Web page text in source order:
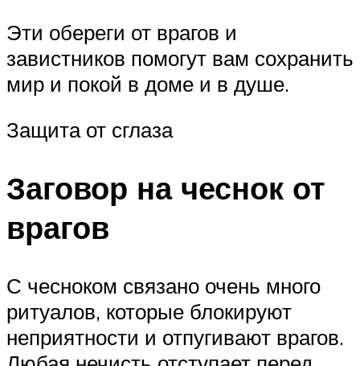
Эти обереги от врагов и
завистников помогут вам сохранить
мир и покой в доме и в душе.
Защита от сглаза
Заговор на чеснок от
врагов
С чесноком связано очень много
ритуалов, которые блокируют
неприятности и отпугивают врагов.